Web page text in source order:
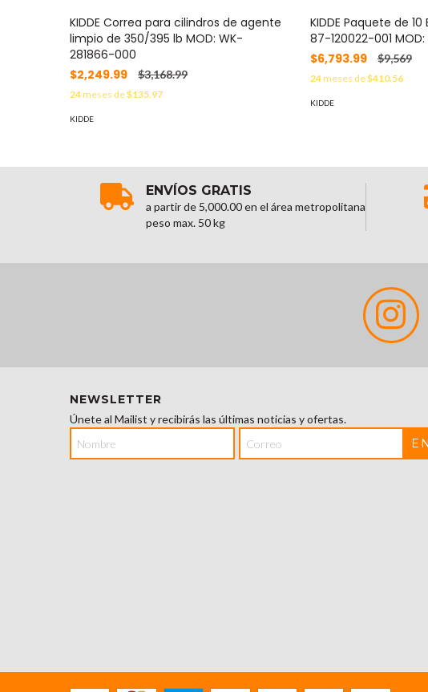
KIDDE Correa para cilindros de agente
limpio de 350/395 lb MOD: WK-
281866-000
$2,249.99
$3,168.99
24meses de$135.97
KIDDE
KIDDE Paquete de 10
87-120022-001
$6,793.99
$9,569
24meses de$410.56
KIDDE
ENVÍOS GRATIS
a partir de 5,000.00 en el área metropolitana
peso max. 50 kg
NEWSLETTER
Únete al Mailist y recibirás las últimas noticias y ofertas.